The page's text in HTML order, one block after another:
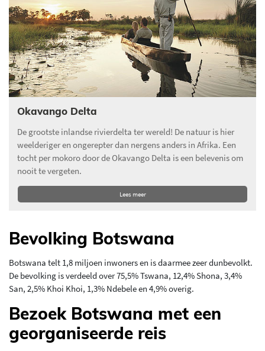
Okavango Delta
De grootste inlandse rivierdelta ter wereld! De natuur is hier
weelderiger en ongerepter dan nergens anders in Afrika. Een
tocht per mokoro door de Okavango Delta is een belevenis om
nooit te vergeten.
Lees meer
Bevolking Botswana
Botswana telt 1,8 miljoen inwoners en is daarmee zeer dunbevolkt.
De bevolking is verdeeld over 75,5% Tswana, 12,4% Shona, 3,4%
San, 2,5% Khoi Khoi, 1,3% Ndebele en 4,9% overig.
Bezoek Botswana met een
georganiseerde reis